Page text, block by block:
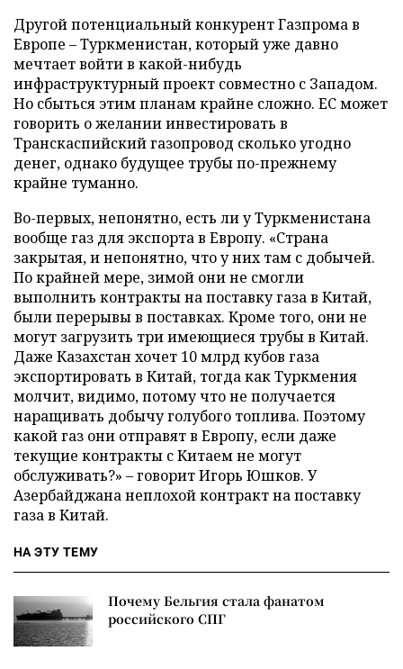
Другой потенциальный конкурент Газпрома в
Европе – Туркменистан, который уже давно
мечтает войти в какой-нибудь
инфраструктурный проект совместно с Западом.
Но сбыться этим планам крайне сложно. ЕС может
говорить о желании инвестировать в
Транскаспийский газопровод сколько угодно
денег, однако будущее трубы по-прежнему
крайне туманно.
Во-первых, непонятно, есть ли у Туркменистана
вообще газ для экспорта в Европу. «Страна
закрытая, и непонятно, что у них там с добычей.
По крайней мере, зимой они не смогли
выполнить контракты на поставку газа в Китай,
были перерывы в поставках. Кроме того, они не
могут загрузить три имеющиеся трубы в Китай.
Даже Казахстан хочет 10 млрд кубов газа
экспортировать в Китай, тогда как Туркмения
молчит, видимо, потому что не получается
наращивать добычу голубого топлива. Поэтому
какой газ они отправят в Европу, если даже
текущие контракты с Китаем не могут
обслуживать?» – говорит Игорь Юшков. У
Азербайджана неплохой контракт на поставку
газа в Китай.
НА ЭТУ ТЕМУ
Почему Бельгия стала фанатом
российского СПГ